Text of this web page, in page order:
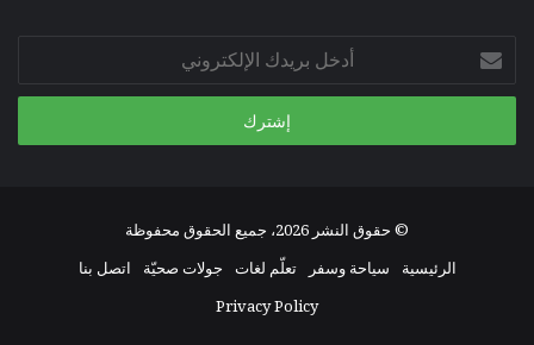
بريدك
الإلكتروني
© حقوق النشر 2026، جميع الحقوق محفوظة
الرئيسية
سياحة وسفر تعلّم لغات جولات صحيّة
اتصل بنا
Privacy Policy